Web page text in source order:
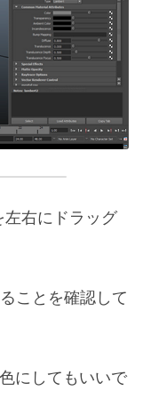
左右にドラッグ
ことを確認して
にしてもいいで